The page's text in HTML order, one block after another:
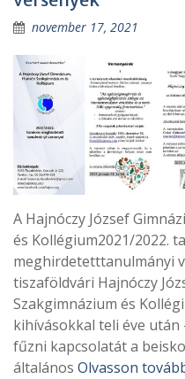
november 17, 2021
A Hajnóczy József
és Kollégium2021/2022.
meghirdetetttanulmányi
tiszaföldvári Hajnóczy
Szakgimnázium és
kihívásokkal teli éve
fűzni kapcsolatát a
általános Olvasson